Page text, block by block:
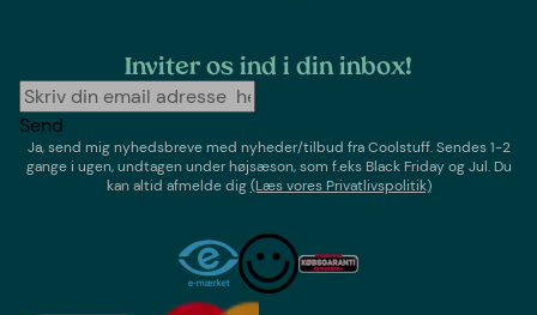
Inviter os ind i din inbox!
Send
Ja, send mig nyhedsbreve med nyheder/tilbud fraCoolstuff. Sendes 1-2
gange i ugen,undtagen under højsæson, som f.eks Black Friday og Jul. Du
kan altid afmelde dig(Læs vores Privatlivspolitik)